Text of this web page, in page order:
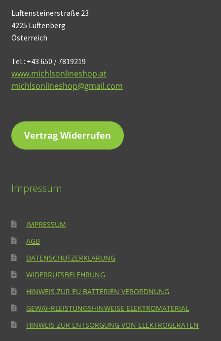
Luftensteinerstraße 23
4225 Luftenberg
Österreich
Tel.: +43 650 / 7819219
www.michlsonlineshop.at
michlsonlineshop@gmail.com
Vertrag Widerrufen
Impressum
IMPRESSUM
AGB
DATENSCHUTZERKLÄRUNG
WIDERRUFSBELEHRUNG
HINWEIS ZUR EU BATTERIEN VERORDNUNG
GEWÄHRLEISTUNGSHINWEISE ELEKTROMATERIAL
HINWEIS ZUR ENTSORGUNG VON ELEKTROGERÄTEN